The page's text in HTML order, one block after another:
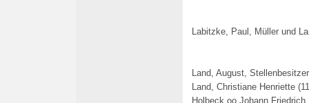
Labitzke, Paul, Müller und
Land, August,
Land, Christiane Henriette
Holbeck oo Johann Friedrich